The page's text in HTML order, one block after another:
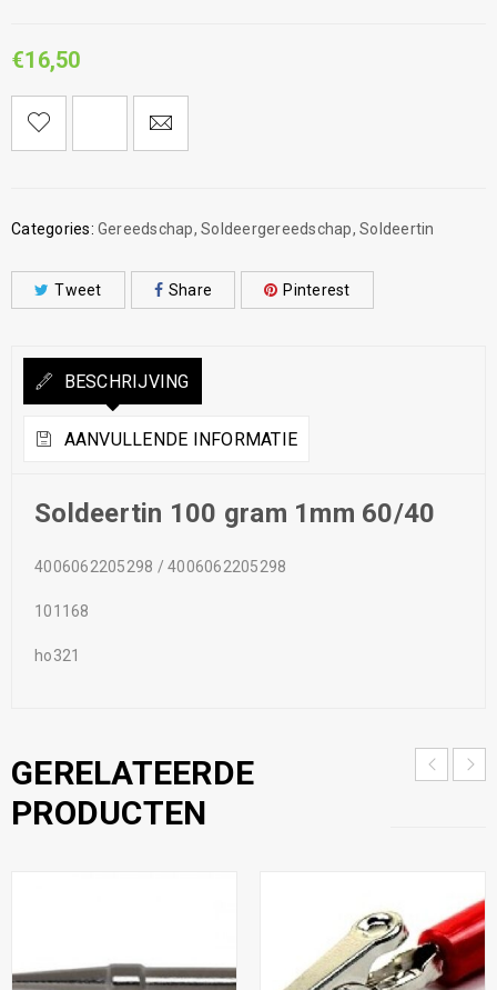
€16,50
Categories: Gereedschap, Soldeergereedschap, Soldeertin
Tweet Share Pinterest
BESCHRIJVING
AANVULLENDE INFORMATIE
Soldeertin 100 gram 1mm 60/40
4006062205298 / 4006062205298
101168
ho321
GERELATEERDE
PRODUCTEN